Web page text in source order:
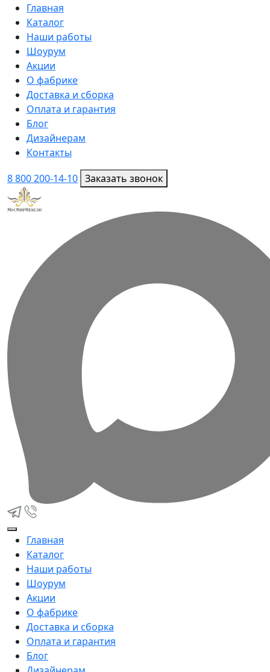
Главная
Каталог
Наши работы
Шоурум
Акции
О фабрике
Доставка и сборка
Оплата и гарантия
Блог
Дизайнерам
Контакты
8 800 200-14-10 Заказать звонок
Главная
Каталог
Наши работы
Шоурум
Акции
О фабрике
Доставка и сборка
Оплата и гарантия
Блог